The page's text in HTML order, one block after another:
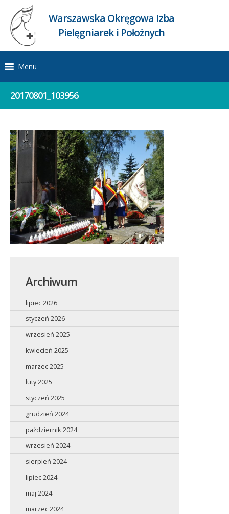
Warszawska Okręgowa Izba
Pielęgniarek i Położnych
Menu
20170801_103956
Archiwum
lipiec 2026
styczeń 2026
wrzesień 2025
kwiecień 2025
marzec 2025
luty 2025
styczeń 2025
grudzień 2024
październik 2024
wrzesień 2024
sierpień 2024
lipiec 2024
maj 2024
marzec 2024